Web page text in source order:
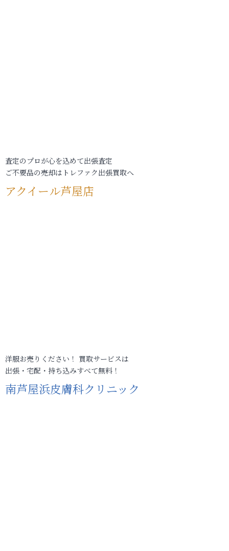
査定のプロが心を込めて出張査定
ご不要品の売却はトレファク出張買取へ
アクイール芦屋店
洋服お売りください！ 買取サービスは
出張・宅配・持ち込みすべて無料！
南芦屋浜皮膚科クリニック